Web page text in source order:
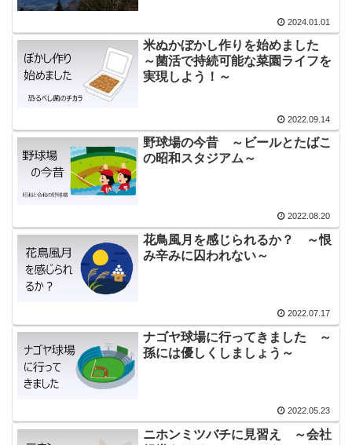
2024.01.01
米ぬかぼかし作りを始めました
～菌活で持続可能な菜園ライフを
実現しよう！～
2022.09.14
野球場の今昔 ～ビールとたばこ
の昭和スタジアム～
2022.08.20
花鳥風月を感じられるか？ ～恨
み辛みに囚われない～
2022.07.17
ナゴヤ球場に行ってきました ～
孫には優しくしましょう～
2022.05.23
ニホンミツバチに見習え ～会社